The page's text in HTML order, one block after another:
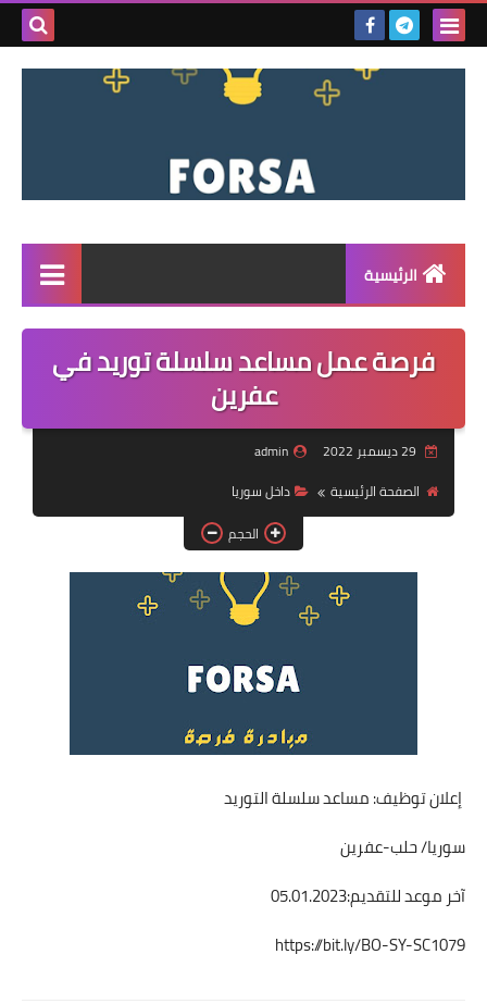
بحث
الرئيسية
القائمة
مناقصات
فرص عمل داخل سوريا
فرص عمل في العراق
فرص عمل في اليمن
فرص عمل في السودان
فرصة عمل مساعد سلسلة توريد في
عفرين
admin
الصفحة الرئيسية
داخل سوريا
الحجم
إعلان توظيف: مساعد سلسلة التوريد
سوريا/ حلب-عفرين
آخر موعد للتقديم:05.01.2023
https://bit.ly/BO-SY-SC1079